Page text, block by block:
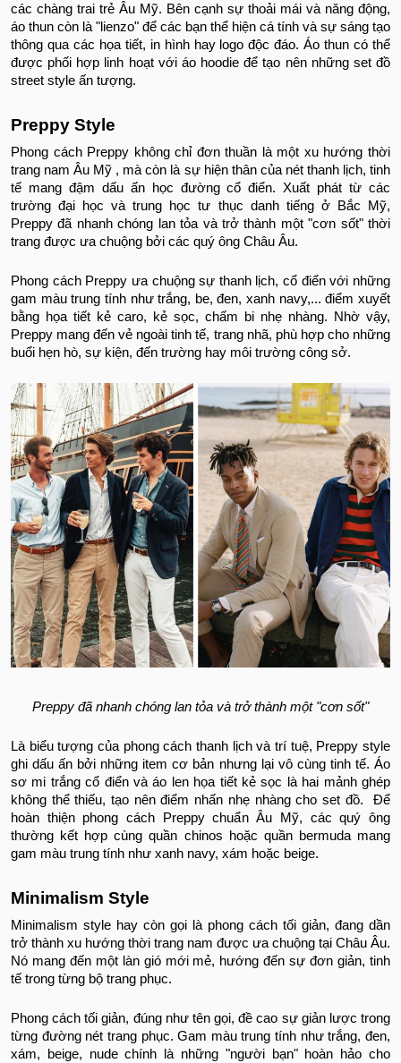
các chàng trai trẻ Âu Mỹ. Bên cạnh sự thoải mái và năng động,
áo thun còn là "lienzo" để các bạn thể hiện cá tính và sự sáng tạo
thông qua các họa tiết, in hình hay logo độc đáo. Áo thun có thể
được phối hợp linh hoạt với áo hoodie để tạo nên những set đồ
street style ấn tượng.
Preppy Style
Phong cách Preppy không chỉ đơn thuần là một xu hướng thời
trang nam Âu Mỹ , mà còn là sự hiện thân của nét thanh lịch, tinh
tế mang đậm dấu ấn học đường cổ điển. Xuất phát từ các
trường đại học và trung học tư thục danh tiếng ở Bắc Mỹ,
Preppy đã nhanh chóng lan tỏa và trở thành một "cơn sốt" thời
trang được ưa chuộng bởi các quý ông Châu Âu.
Phong cách Preppy ưa chuộng sự thanh lịch, cổ điển với những
gam màu trung tính như trắng, be, đen, xanh navy,... điểm xuyết
bằng họa tiết kẻ caro, kẻ sọc, chấm bi nhẹ nhàng. Nhờ vậy,
Preppy mang đến vẻ ngoài tinh tế, trang nhã, phù hợp cho những
buổi hẹn hò, sự kiện, đến trường hay môi trường công sở.
Preppy đã nhanh chóng lan tỏa và trở thành một "cơn sốt"
Là biểu tượng của phong cách thanh lịch và trí tuệ, Preppy style
ghi dấu ấn bởi những item cơ bản nhưng lại vô cùng tinh tế. Áo
sơ mi trắng cổ điển và áo len họa tiết kẻ sọc là hai mảnh ghép
không thể thiếu, tạo nên điểm nhấn nhẹ nhàng cho set đồ. Để
hoàn thiện phong cách Preppy chuẩn Âu Mỹ, các quý ông
thường kết hợp cùng quần chinos hoặc quần bermuda mang
gam màu trung tính như xanh navy, xám hoặc beige.
Minimalism Style
Minimalism style hay còn gọi là phong cách tối giản, đang dần
trở thành xu hướng thời trang nam được ưa chuộng tại Châu Âu.
Nó mang đến một làn gió mới mẻ, hướng đến sự đơn giản, tinh
tế trong từng bộ trang phục.
Phong cách tối giản, đúng như tên gọi, đề cao sự giản lược trong
từng đường nét trang phục. Gam màu trung tính như trắng, đen,
xám, beige, nude chính là những "người bạn" hoàn hảo cho